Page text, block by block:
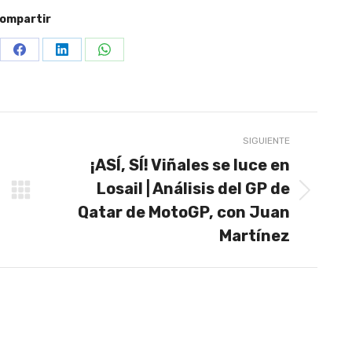
Share Share Share
SIGUIENTE
siguiente:
¡ASÍ, SÍ! Viñales se luce en
Losail | Análisis del GP de
Qatar de MotoGP, con Juan
Martínez